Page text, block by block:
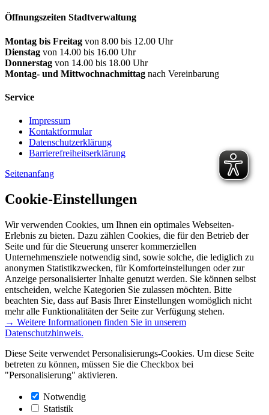
Öffnungszeiten Stadtverwaltung
Montag bis Freitag von 8.00 bis 12.00 Uhr
Dienstag von 14.00 bis 16.00 Uhr
Donnerstag von 14.00 bis 18.00 Uhr
Montag- und Mittwochnachmittag nach Vereinbarung
Service
Impressum
Kontaktformular
Datenschutzerklärung
Barrierefreiheitserklärung
Seitenanfang
Cookie-Einstellungen
Wir verwenden Cookies, um Ihnen ein optimales Webseiten-
Erlebnis zu bieten. Dazu zählen Cookies, die für den Betrieb der
Seite und für die Steuerung unserer kommerziellen
Unternehmensziele notwendig sind, sowie solche, die lediglich zu
anonymen Statistikzwecken, für Komforteinstellungen oder zur
Anzeige personalisierter Inhalte genutzt werden. Sie können selbst
entscheiden, welche Kategorien Sie zulassen möchten. Bitte
beachten Sie, dass auf Basis Ihrer Einstellungen womöglich nicht
mehr alle Funktionalitäten der Seite zur Verfügung stehen.
→ Weitere Informationen finden Sie in unserem
Datenschutzhinweis.
Diese Seite verwendet Personalisierungs-Cookies. Um diese Seite
betreten zu können, müssen Sie die Checkbox bei
"Personalisierung" aktivieren.
Notwendig
Statistik